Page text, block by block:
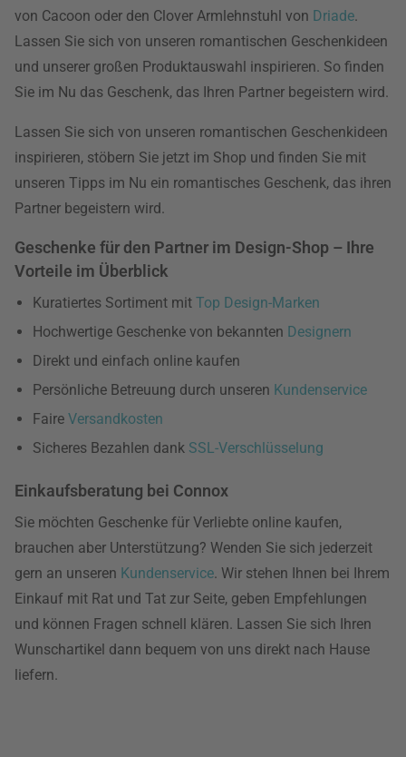
von Cacoon oder den Clover Armlehnstuhl von Driade.
Lassen Sie sich von unseren romantischen Geschenkideen
und unserer großen Produktauswahl inspirieren. So finden
Sie im Nu das Geschenk, das Ihren Partner begeistern wird.
Lassen Sie sich von unseren romantischen Geschenkideen
inspirieren, stöbern Sie jetzt im Shop und finden Sie mit
unseren Tipps im Nu ein romantisches Geschenk, das ihren
Partner begeistern wird.
Geschenke für den Partner im Design-Shop – Ihre
Vorteile im Überblick
Kuratiertes Sortiment mit Top Design-Marken
Hochwertige Geschenke von bekannten Designern
Direkt und einfach online kaufen
Persönliche Betreuung durch unseren Kundenservice
Faire Versandkosten
Sicheres Bezahlen dank SSL-Verschlüsselung
Einkaufsberatung bei Connox
Sie möchten Geschenke für Verliebte online kaufen,
brauchen aber Unterstützung? Wenden Sie sich jederzeit
gern an unseren Kundenservice. Wir stehen Ihnen bei Ihrem
Einkauf mit Rat und Tat zur Seite, geben Empfehlungen
und können Fragen schnell klären. Lassen Sie sich Ihren
Wunschartikel dann bequem von uns direkt nach Hause
liefern.